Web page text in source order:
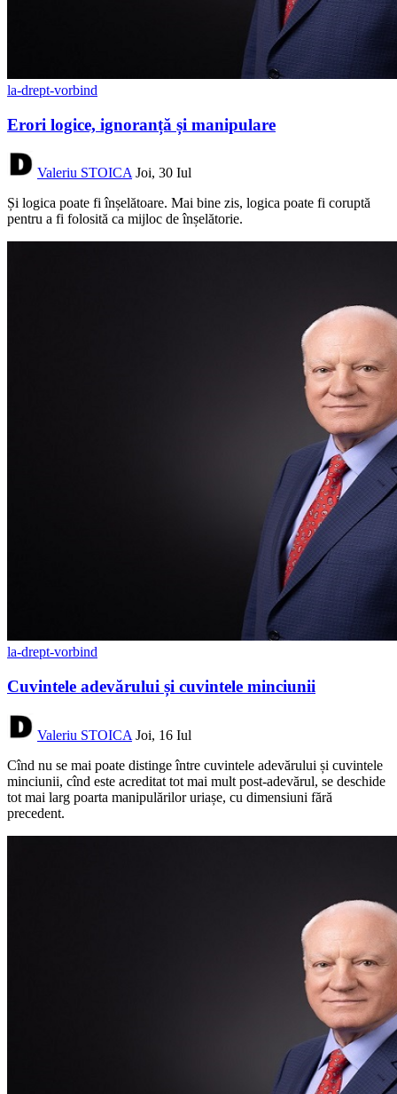
la-drept-vorbind
Erori logice, ignoranță și manipulare
Valeriu STOICA Joi, 30 Iul
Și logica poate fi înșelătoare. Mai bine zis, logica poate fi coruptă
pentru a fi folosită ca mijloc de înșelătorie.
la-drept-vorbind
Cuvintele adevărului și cuvintele minciunii
Valeriu STOICA Joi, 16 Iul
Cînd nu se mai poate distinge între cuvintele adevărului și cuvintele
minciunii, cînd este acreditat tot mai mult post-adevărul, se deschide
tot mai larg poarta manipulărilor uriașe, cu dimensiuni fără
precedent.